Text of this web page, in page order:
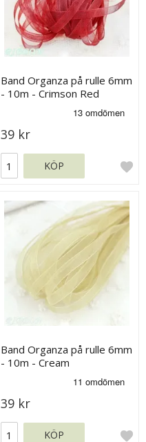
Band Organza på rulle 6mm
- 10m - Crimson Red
39 kr
KÖP
Band Organza på rulle 6mm
- 10m - Cream
39 kr
KÖP